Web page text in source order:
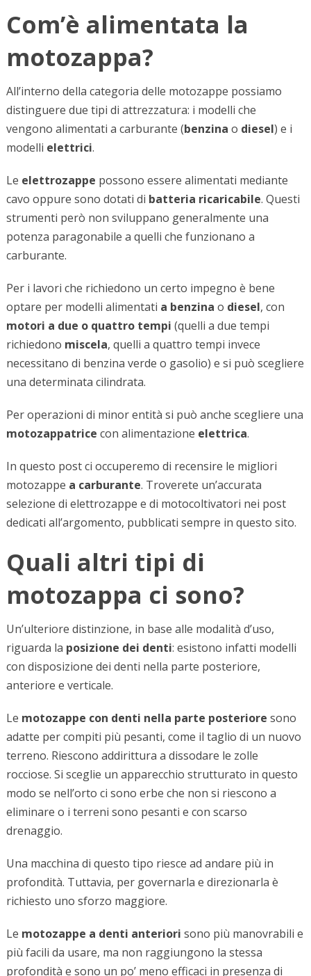
Com’è alimentata la
motozappa?
All’interno della categoria delle motozappe possiamo
distinguere due tipi di attrezzatura: i modelli che
vengono alimentati a carburante (benzina o diesel) e i
modelli elettrici.
Le elettrozappe possono essere alimentati mediante
cavo oppure sono dotati di batteria ricaricabile. Questi
strumenti però non sviluppano generalmente una
potenza paragonabile a quelli che funzionano a
carburante.
Per i lavori che richiedono un certo impegno è bene
optare per modelli alimentati a benzina o diesel, con
motori a due o quattro tempi (quelli a due tempi
richiedono miscela, quelli a quattro tempi invece
necessitano di benzina verde o gasolio) e si può scegliere
una determinata cilindrata.
Per operazioni di minor entità si può anche scegliere una
motozappatrice con alimentazione elettrica.
In questo post ci occuperemo di recensire le migliori
motozappe a carburante. Troverete un’accurata
selezione di elettrozappe e di motocoltivatori nei post
dedicati all’argomento, pubblicati sempre in questo sito.
Quali altri tipi di
motozappa ci sono?
Un’ulteriore distinzione, in base alle modalità d’uso,
riguarda la posizione dei denti: esistono infatti modelli
con disposizione dei denti nella parte posteriore,
anteriore e verticale.
Le motozappe con denti nella parte posteriore sono
adatte per compiti più pesanti, come il taglio di un nuovo
terreno. Riescono addirittura a dissodare le zolle
rocciose. Si sceglie un apparecchio strutturato in questo
modo se nell’orto ci sono erbe che non si riescono a
eliminare o i terreni sono pesanti e con scarso
drenaggio.
Una macchina di questo tipo riesce ad andare più in
profondità. Tuttavia, per governarla e direzionarla è
richiesto uno sforzo maggiore.
Le motozappe a denti anteriori sono più manovrabili e
più facili da usare, ma non raggiungono la stessa
profondità e sono un po’ meno efficaci in presenza di